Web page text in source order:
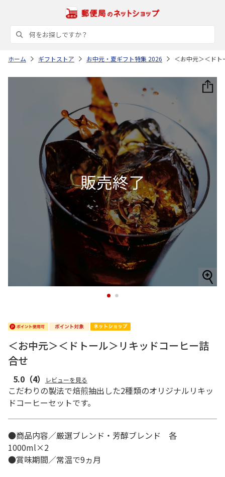
ホーム ギフトストア お中元・夏ギフト特集 2026 ＜お中元＞＜ド
1 2
＜お中元＞＜ドトール＞リキッドコーヒー詰
合せ
5.0 （4） レビューを見る
こだわりの製法で焙煎抽出した2種類のオリジナルリキッ
ドコーヒーセットです。
●商品内容／厳選ブレンド・芳醇ブレンド 各
1000ml×2
●賞味期間／常温で9ヵ月